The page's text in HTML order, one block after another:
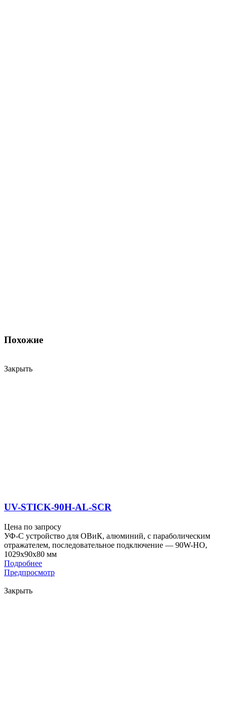
Похожие
Закрыть
UV-STICK-90H-AL-SCR
Цена по запросу
УФ-С устройство для ОВиК, алюминий, с параболическим
отражателем, последовательное подключение — 90W-HO,
1029x90x80 мм
Подробнее
Предпросмотр
Закрыть